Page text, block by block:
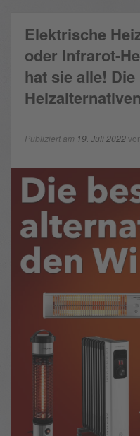
Elektrische
oder Infrarot-
hat sie alle! Die
Publiziert am 19. Juli 2022